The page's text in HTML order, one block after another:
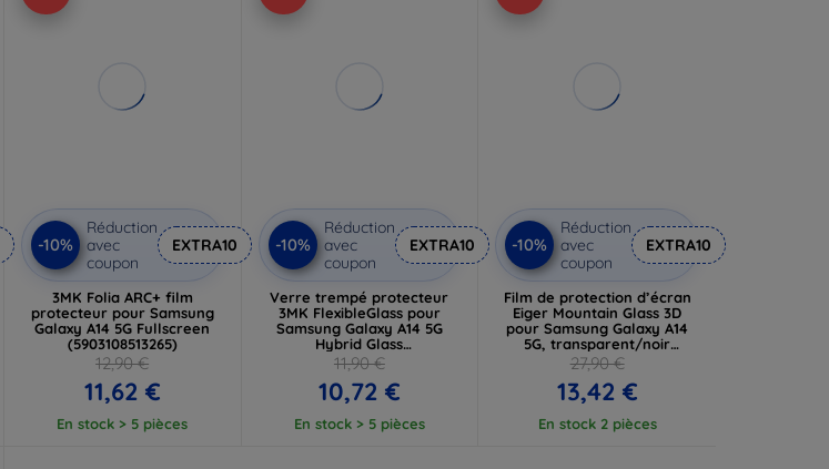
-10%
Réduction
avec
coupon
EXTRA10
3MK Folia ARC+ film
protecteur pour Samsung
Galaxy A14 5G Fullscreen
(5903108513265)
12,90 €
11,62 €
En stock > 5 pièces
-10%
Réduction
avec
coupon
EXTRA10
Verre trempé protecteur
3MK FlexibleGlass pour
Samsung Galaxy A14 5G
Hybrid Glass
(5903108513302)
11,90 €
10,72 €
En stock > 5 pièces
-10%
Réduction
avec
coupon
EXTRA10
Film de protection d’écran
Eiger Mountain Glass 3D
pour Samsung Galaxy A14
5G, transparent/noir
(EGSP00879)
27,90 €
13,42 €
En stock 2 pièces